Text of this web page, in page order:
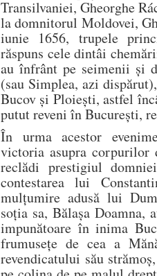
Transilvaniei, Gheorghe
la domnitorul Moldovei,
iunie 1656, trupele
răspuns cele dintâi
au înfrânt pe seimenii și
(sau Simplea, azi
Bucov și Ploiești, astfel
putut reveni în București,
În urma acestor
victoria asupra corpurilor
reclădi prestigiul
contestarea lui
mulțumire adusă lui
soția sa, Bălașa Doamna,
impunătoare în inima
frumusețe de cea a
revendicatului său